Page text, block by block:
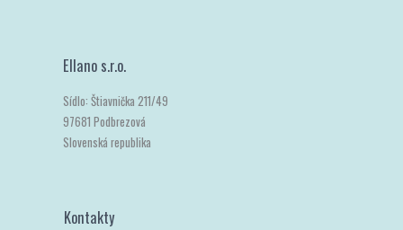
Ellano s.r.o.
Sídlo: Štiavnička 211/49
97681 Podbrezová
Slovenská republika
Kontakty